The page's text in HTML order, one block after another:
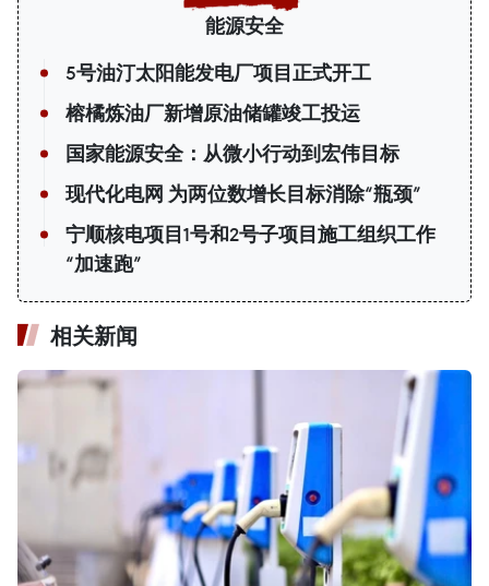
能源安全
5号油汀太阳能发电厂项目正式开工
榕橘炼油厂新增原油储罐竣工投运
国家能源安全：从微小行动到宏伟目标
现代化电网 为两位数增长目标消除“瓶颈”
宁顺核电项目1号和2号子项目施工组织工作
“加速跑”
相关新闻